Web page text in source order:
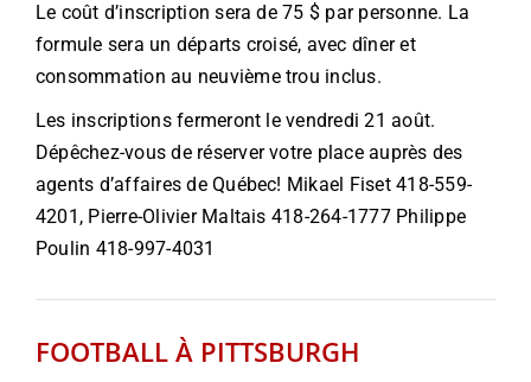
Le coût d’inscription sera de 75 $ par personne. La
formule sera un départs croisé, avec dîner et
consommation au neuvième trou inclus.
Les inscriptions fermeront le vendredi 21 août.
Dépêchez-vous de réserver votre place auprès des
agents d’affaires de Québec! Mikael Fiset 418-559-
4201, Pierre-Olivier Maltais 418-264-1777 Philippe
Poulin 418-997-4031
FOOTBALL À PITTSBURGH